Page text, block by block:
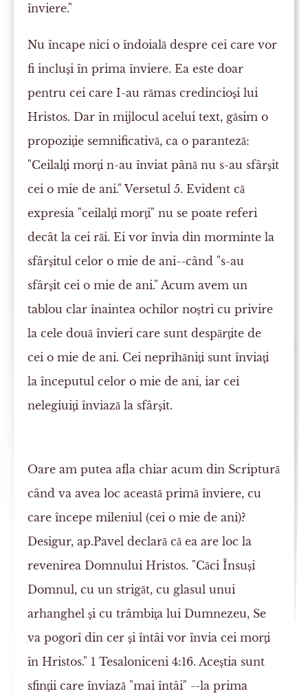
înviere."
Nu încape nici o îndoială despre cei care vor
fi incluşi în prima înviere. Ea este doar
pentru cei care I-au rămas credincioşi lui
Hristos. Dar în mijlocul acelui text, găsim o
propoziţie semnificativă, ca o paranteză:
"Ceilalţi morţi n-au înviat până nu s-au sfârşit
cei o mie de ani." Versetul 5. Evident că
expresia "ceilalţi morţi" nu se poate referi
decât la cei răi. Ei vor învia din morminte la
sfârşitul celor o mie de ani--când "s-au
sfârşit cei o mie de ani." Acum avem un
tablou clar înaintea ochilor noştri cu privire
la cele două învieri care sunt despărţite de
cei o mie de ani. Cei neprihăniţi sunt înviaţi
la începutul celor o mie de ani, iar cei
nelegiuiţi înviază la sfârşit.
Oare am putea afla chiar acum din Scriptură
când va avea loc această primă înviere, cu
care începe mileniul (cei o mie de ani)?
Desigur, ap.Pavel declară că ea are loc la
revenirea Domnului Hristos. "Căci Însuşi
Domnul, cu un strigăt, cu glasul unui
arhanghel şi cu trâmbiţa lui Dumnezeu, Se
va pogorî din cer şi întâi vor învia cei morţi
în Hristos." 1 Tesaloniceni 4:16. Aceştia sunt
sfinţii care înviază "mai întâi" --la prima